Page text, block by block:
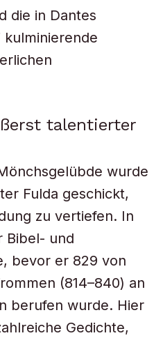
die in Dantes
kulminierende
talentierter
wurde
Fulda geschickt,
zu vertiefen. In
Bibel- und
bevor er 829 von
(814–840) an
berufen wurde. Hier
Gedichte,